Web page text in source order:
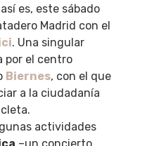
es, este sábado
Madrid con el
. Una singular
por el centro
Biernes, con el que
a la ciudadanía
actividades